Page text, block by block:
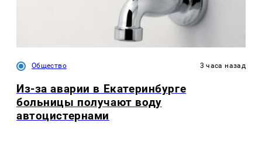
Общество 3 часа назад
Из-за аварии в Екатеринбурге
больницы получают воду
автоцистернами